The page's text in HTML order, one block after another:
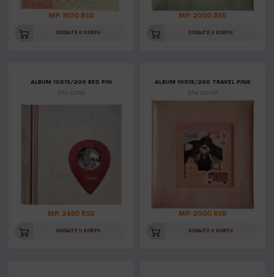
MP: 1800 RSD
DODAJTE U KORPU
MP: 2000 RSD
DODAJTE U KORPU
ALBUM 10X15/200 RED PIN
Šifra: K2956
MP: 2450 RSD
DODAJTE U KORPU
ALBUM 10X15/200 TRAVEL PINK
Šifra: K2913P
MP: 2000 RSD
DODAJTE U KORPU